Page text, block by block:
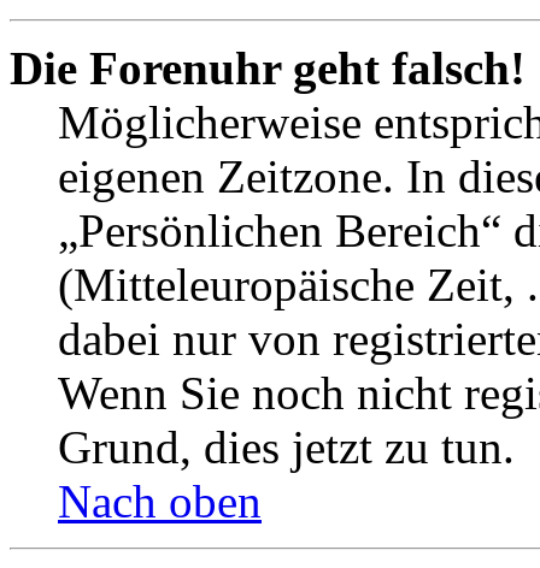
Die Forenuhr geht falsch!
Möglicherweise
eigenen Zeitzone. In
„Persönlichen Bereich“
(Mitteleuropäische Zeit,
dabei nur von
Wenn Sie noch nicht
Grund, dies jetzt zu tun.
Nach oben